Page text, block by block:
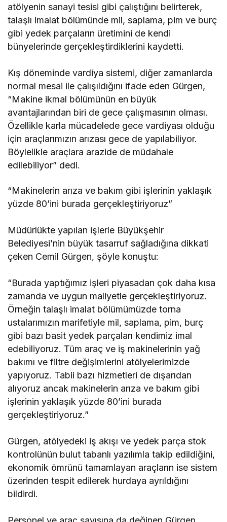
atölyenin sanayi tesisi gibi çalıştığını belirterek,
talaşlı imalat bölümünde mil, saplama, pim ve burç
gibi yedek parçaların üretimini de kendi
bünyelerinde gerçekleştirdiklerini kaydetti.
Kış döneminde vardiya sistemi, diğer zamanlarda
normal mesai ile çalışıldığını ifade eden Gürgen,
“Makine ikmal bölümünün en büyük
avantajlarından biri de gece çalışmasının olması.
Özellikle karla mücadelede gece vardiyası olduğu
için araçlarımızın arızası gece de yapılabiliyor.
Böylelikle araçlara arazide de müdahale
edilebiliyor” dedi.
“Makinelerin arıza ve bakım gibi işlerinin yaklaşık
yüzde 80’ini burada gerçekleştiriyoruz”
Müdürlükte yapılan işlerle Büyükşehir
Belediyesi’nin büyük tasarruf sağladığına dikkati
çeken Cemil Gürgen, şöyle konuştu:
“Burada yaptığımız işleri piyasadan çok daha kısa
zamanda ve uygun maliyetle gerçekleştiriyoruz.
Örneğin talaşlı imalat bölümümüzde torna
ustalarımızın marifetiyle mil, saplama, pim, burç
gibi bazı basit yedek parçaları kendimiz imal
edebiliyoruz. Tüm araç ve iş makinelerinin yağ
bakımı ve filtre değişimlerini atölyelerimizde
yapıyoruz. Tabii bazı hizmetleri de dışarıdan
alıyoruz ancak makinelerin arıza ve bakım gibi
işlerinin yaklaşık yüzde 80’ini burada
gerçekleştiriyoruz.”
Gürgen, atölyedeki iş akışı ve yedek parça stok
kontrolünün bulut tabanlı yazılımla takip edildiğini,
ekonomik ömrünü tamamlayan araçların ise sistem
üzerinden tespit edilerek hurdaya ayrıldığını
bildirdi.